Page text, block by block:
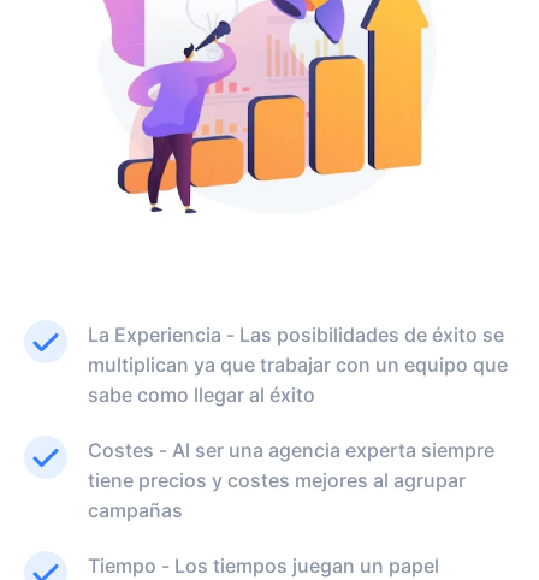
La Experiencia - Las posibilidades de éxito se
multiplican ya que trabajar con un equipo que
sabe como llegar al éxito
Costes - Al ser una agencia experta siempre
tiene precios y costes mejores al agrupar
campañas
Tiempo - Los tiempos juegan un papel